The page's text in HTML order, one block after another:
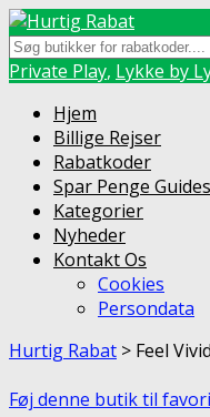
Private Play, Lykke by
Skip
content
Hjem
Billige Rejser
Rabatkoder
Spar Penge Guides
Kategorier
Nyheder
Kontakt Os
Cookies
Persondata
Hurtig Rabat > Feel Vivid
Føj denne butik til